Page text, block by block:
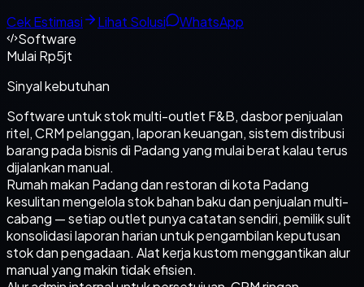
Cek Estimasi
Lihat Solusi
WhatsApp
Software
Mulai Rp5jt
Sinyal kebutuhan
Software untuk stok multi-outlet F&B, dasbor penjualan
ritel, CRM pelanggan, laporan keuangan, sistem distribusi
barang pada bisnis di Padang yang mulai berat kalau terus
dijalankan manual.
Rumah makan Padang dan restoran di kota Padang
kesulitan mengelola stok bahan baku dan penjualan multi-
cabang — setiap outlet punya catatan sendiri, pemilik sulit
konsolidasi laporan harian untuk pengambilan keputusan
stok dan pengadaan. Alat kerja kustom menggantikan alur
manual yang makin tidak efisien.